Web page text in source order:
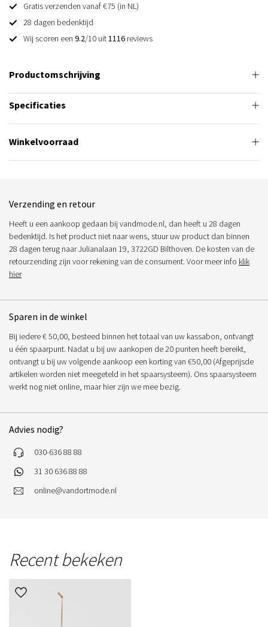
Gratis verzenden vanaf €75 (in NL)
28 dagen bedenktijd
Wij scoren een 9.2/10 uit1116 reviews
Productomschrijving
Specificaties
Winkelvoorraad
Verzending en retour
Heeft u een aankoop gedaan bij vandmode.nl, dan heeft u 28 dagen
bedenktijd. Is het product niet naar wens, stuur uw product dan binnen
28 dagen terug naar Julianalaan 19, 3722GD Bilthoven. De kosten van de
retourzending zijn voor rekening van de consument. Voor meer info klik
hier
Sparen in de winkel
Bij iedere € 50,00, besteed binnen het totaal van uw kassabon, ontvangt
u één spaarpunt. Nadat u bij uw aankopen de 20 punten heeft bereikt,
ontvangt u bij uw volgende aankoop een korting van €50,00 (Afgeprijsde
artikelen worden niet meegeteld in het spaarsysteem). Ons spaarsysteem
werkt nog niet online, maar hier zijn we mee bezig.
Advies nodig?
030-636 88 88
31 30 636 88 88
online@vandortmode.nl
Recent bekeken